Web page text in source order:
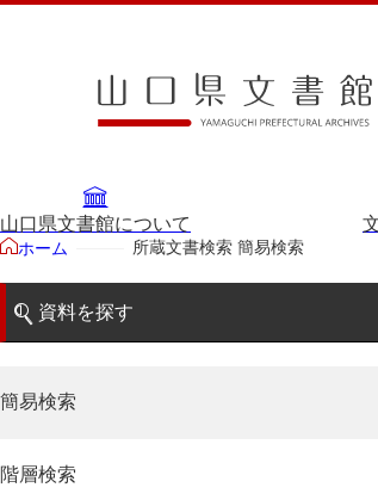
山口県文書館について
ホーム 所蔵文書検索 簡易検索
資料を探す
簡易検索
階層検索